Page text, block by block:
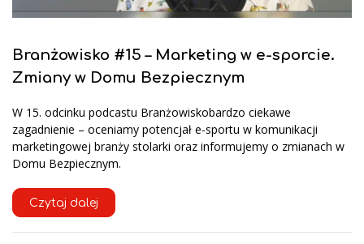
Branżowisko #15 – Marketing w e-sporcie.
Zmiany w Domu Bezpiecznym
W 15. odcinku podcastu Branżowiskobardzo ciekawe
zagadnienie – oceniamy potencjał e-sportu w komunikacji
marketingowej branży stolarki oraz informujemy o zmianach w
Domu Bezpiecznym.
Czytaj dalej